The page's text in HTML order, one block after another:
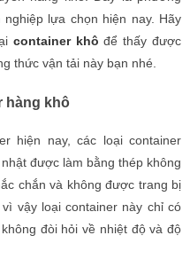
lựa chọn hiện nay. Hãy
container khô để thấy được
thức vận tải này bạn nhé.
hàng khô
hiện nay, các loại container
được làm bằng thép không
chắn và không được trang bị
vậy loại container này chỉ có
đòi hỏi về nhiệt độ và độ